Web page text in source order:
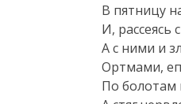
В пятницу
И,
А с ними и
Ортмами,
По болотам